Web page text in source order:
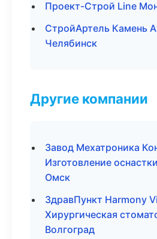
Проект-Строй Line
СтройАртель Камень
Челябинск
Другие компании
Завод Мехатроника
Изготовление
Омск
ЗдравПункт Harmony
Хирургическая
Волгоград